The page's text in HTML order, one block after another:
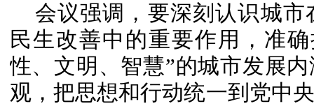
会议强调，要深刻认识城
民生改善中的重要作用，准
性、文明、智慧”的城市发展
观，把思想和行动统一到党中